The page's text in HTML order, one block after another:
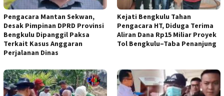
Pengacara Mantan Sekwan,
Desak Pimpinan DPRD Provinsi
Bengkulu Dipanggil Paksa
Terkait Kasus Anggaran
Perjalanan Dinas
Kejati Bengkulu Tahan
Pengacara HT, Diduga Terima
Aliran Dana Rp15 Miliar Proyek
Tol Bengkulu–Taba Penanjung